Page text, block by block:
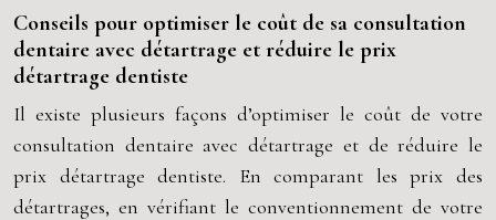
Conseils pour optimiser le coût de sa consultation
dentaire avec détartrage et réduire le prix
détartrage dentiste
Il existe plusieurs façons d’optimiser le coût de votre
consultation dentaire avec détartrage et de réduire le
prix détartrage dentiste. En comparant les prix des
détartrages, en vérifiant le conventionnement de votre